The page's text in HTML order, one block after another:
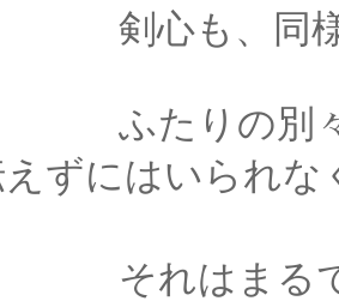
同様に彼女
別々の人間
えずにはいられ
るで、目に